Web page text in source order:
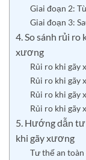
Giai đoạn 2:
Giai đoạn 3:
4. So sánh rủi ro
xương
Rủi ro khi gãy
Rủi ro khi gãy
Rủi ro khi gãy
Rủi ro khi gãy
5. Hướng dẫn
khi gãy xương
Tư thế an